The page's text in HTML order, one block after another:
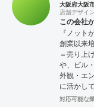
大阪府大阪
店舗デザイン
この会社
『ノット
創業以来
＝売り上
や、ビル
外観・エ
に活かし
では、収
対応可能な